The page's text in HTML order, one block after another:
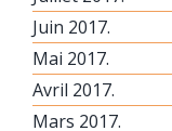
Juin 2017.
Mai 2017.
Avril 2017.
Mars 2017.